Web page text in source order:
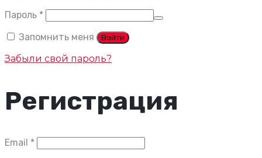
Пароль *
Запомнить меня Войти
Забыли свой пароль?
Регистрация
Email *